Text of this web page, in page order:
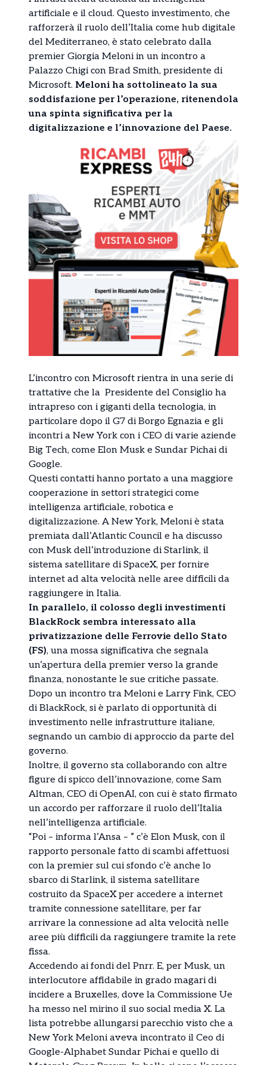
artificiale e il cloud. Questo investimento, che
rafforzerà il ruolo dell’Italia come hub digitale
del Mediterraneo, è stato celebrato dalla
premier Giorgia Meloni in un incontro a
Palazzo Chigi con Brad Smith, presidente di
Microsoft. Meloni ha sottolineato la sua
soddisfazione per l’operazione, ritenendola
una spinta significativa per la
digitalizzazione e l’innovazione del Paese.
L’incontro con Microsoft rientra in una serie di
trattative che la Presidente del Consiglio ha
intrapreso con i giganti della tecnologia, in
particolare dopo il G7 di Borgo Egnazia e gli
incontri a New York con i CEO di varie aziende
Big Tech, come Elon Musk e Sundar Pichai di
Google.
Questi contatti hanno portato a una maggiore
cooperazione in settori strategici come
intelligenza artificiale, robotica e
digitalizzazione. A New York, Meloni è stata
premiata dall’Atlantic Council e ha discusso
con Musk dell’introduzione di Starlink, il
sistema satellitare di SpaceX, per fornire
internet ad alta velocità nelle aree difficili da
raggiungere in Italia.
In parallelo, il colosso degli investimenti
BlackRock sembra interessato alla
privatizzazione delle Ferrovie dello Stato
(FS), una mossa significativa che segnala
un’apertura della premier verso la grande
finanza, nonostante le sue critiche passate.
Dopo un incontro tra Meloni e Larry Fink, CEO
di BlackRock, si è parlato di opportunità di
investimento nelle infrastrutture italiane,
segnando un cambio di approccio da parte del
governo.
Inoltre, il governo sta collaborando con altre
figure di spicco dell’innovazione, come Sam
Altman, CEO di OpenAI, con cui è stato firmato
un accordo per rafforzare il ruolo dell’Italia
nell’intelligenza artificiale.
“Poi – informa l’Ansa – ” c’è Elon Musk, con il
rapporto personale fatto di scambi affettuosi
con la premier sul cui sfondo c’è anche lo
sbarco di Starlink, il sistema satellitare
costruito da SpaceX per accedere a internet
tramite connessione satellitare, per far
arrivare la connessione ad alta velocità nelle
aree più difficili da raggiungere tramite la rete
fissa.
Accedendo ai fondi del Pnrr. E, per Musk, un
interlocutore affidabile in grado magari di
incidere a Bruxelles, dove la Commissione Ue
ha messo nel mirino il suo social media X. La
lista potrebbe allungarsi parecchio visto che a
New York Meloni aveva incontrato il Ceo di
Google-Alphabet Sundar Pichai e quello di